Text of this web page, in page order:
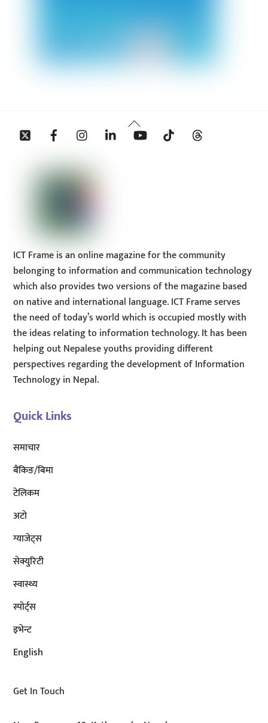
Back
To
Twitter Facebook InstagramLinkedin YouTube Tiktok
ICT Frame is an online magazine for the community
belonging to information and communication technology
which also provides two versions of the magazine based
on native and international language. ICT Frame serves
the need of today’s world which is occupied mostly with
the ideas relating to information technology. It has been
helping out Nepalese youths providing different
perspectives regarding the development of Information
Technology in Nepal.
Quick Links
समाचार
बैंकिङ/बिमा
टेलिकम
अटाे
ग्याजेट्स
सेक्युरिटी
स्वास्थ्य
स्पोर्ट्स
इभेन्ट
English
Get In Touch